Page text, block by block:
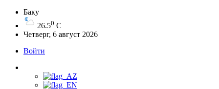
Баку
26.50 C
Четверг, 6 август 2026
Войти